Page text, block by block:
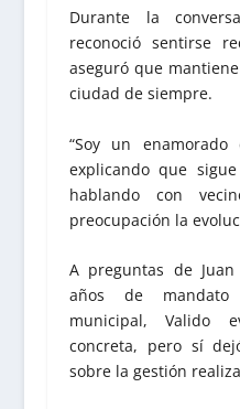
Durante la
reconoció sentirse
aseguró que
ciudad de siempre.
“Soy un
explicando que
hablando con
preocupación la
A preguntas de
años de
municipal, Valido
concreta, pero sí
sobre la gestión